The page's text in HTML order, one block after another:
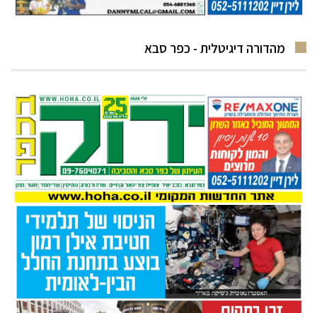
מהדורה דיגיטלית - כפר סבא